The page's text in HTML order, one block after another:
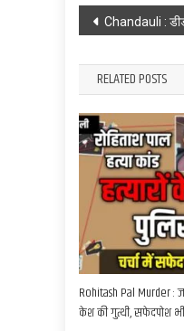
Post
navigation
Chandauli : डीडीयू-पटना रेल रूट पर पहले भी हो चुका सिपाहियों पर
RELATED POSTS
Rohitash Pal Murder :
केश की गुत्थी, सफेदपोश